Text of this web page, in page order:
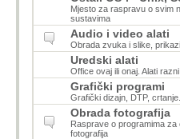
Mjesto za raspravu o svim
sustavima
Audio i video alati
Obrada zvuka i slike,
Uredski alati
Office ovaj ili onaj. Alati
Grafički programi
Grafički dizajn, DTP, crtanje...
Obrada fotografija
Rasprave o programima za
fotografija